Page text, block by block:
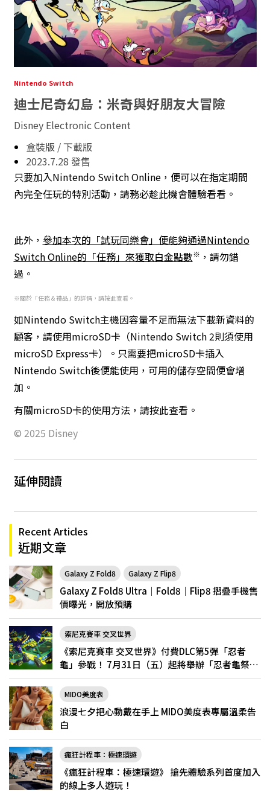
Nintendo Switch
迪士尼奇幻島：米奇與好朋友大冒險
Disney Electronic Content
盒裝版 / 下載版
2023.7.28 發售
只要加入Nintendo Switch Online，便可以在指定期間
內完全任玩的特別活動，請務必趁此機會體驗看看。
此外， 參加本次的「試玩同樂會」便能夠通過Nintendo
Switch Online的「任務」來獲取白金點數※ ，請勿錯
過。
※關於「任務＆禮品」的詳情，請按此查看。
如Nintendo Switch主機因容量不足而無法下載新資料的
顧客，請使用microSD卡（Nintendo Switch 2則須使用
microSD Express卡）。只需要把microSD卡插入
Nintendo Switch後便能使用，可用的儲存空間便會增
加。
有關microSD卡的使用方法，請按此查看。
© 2025 Disney
延伸閱讀
Recent Articles
近期文章
Galaxy Z Fold8 Galaxy Z Flip8
Galaxy Z Fold8 Ultra｜Fold8｜Flip8 摺疊手機售
價曝光，開放預購
索尼克賽車 交叉世界
《索尼克賽車 交叉世界》付費DLC第5彈「忍者
龜」參戰！ 7月31日（五）起將舉辦「忍者龜祭
典」
MIDO美度表
浪漫七夕把心動戴在手上 MIDO美度表專屬溫柔告
白
瘋狂計程車：極速環遊
《瘋狂計程車：極速環遊》 搶先體驗系列首度加入
的線上多人遊玩！